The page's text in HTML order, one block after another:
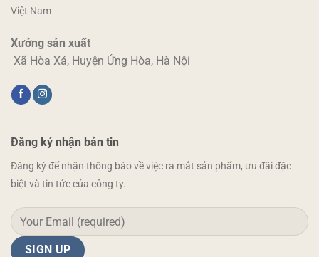
Việt Nam
Xưởng sản xuất
Xã Hòa Xá, Huyện Ứng Hòa, Hà Nội
Đăng ký nhận bản tin
Đăng ký để nhận thông báo về việc ra mắt sản phẩm, ưu đãi đặc
biệt và tin tức của công ty.